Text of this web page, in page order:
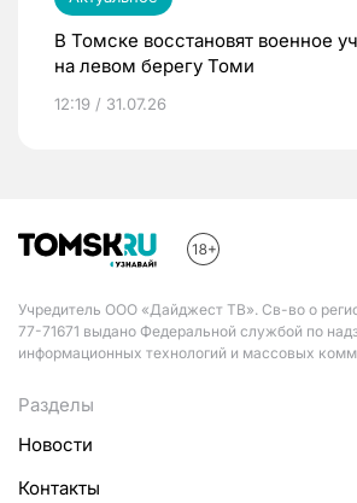
В Томске восстановят военное
на левом берегу Томи
12:19 / 31.07.26
Учредитель ООО «Дайджест ТВ». Св-во о
77-71671 выдано Федеральной службой по
информационных технологий и массовых
Разделы
Новости
Контакты